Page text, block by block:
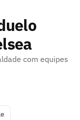
com equipes